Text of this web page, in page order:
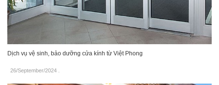
Dịch vụ vệ sinh, bảo dưỡng cửa kính từ Việt Phong
26/September/2024 .